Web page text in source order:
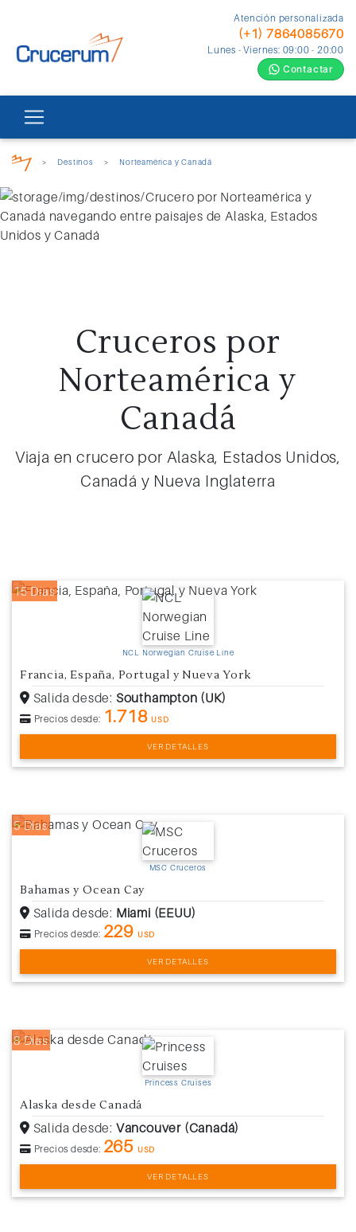
Atención personalizada
(+1) 7864085670
Lunes - Viernes: 09:00 - 20:00
Contactar
> Destinos > Norteamérica y Canadá
Cruceros por
Norteamérica y
Canadá
Viaja en crucero por Alaska, Estados Unidos,
Canadá y Nueva Inglaterra
15 Días
NCL Norwegian Cruise Line
Francia, España, Portugal y Nueva York
Salida desde: Southampton (UK)
Precios desde: 1.718 USD
VER DETALLES
5 Días
MSC Cruceros
Bahamas y Ocean Cay
Salida desde: Miami (EEUU)
Precios desde: 229 USD
VER DETALLES
8 Días
Princess Cruises
Alaska desde Canadá
Salida desde: Vancouver (Canadá)
Precios desde: 265 USD
VER DETALLES